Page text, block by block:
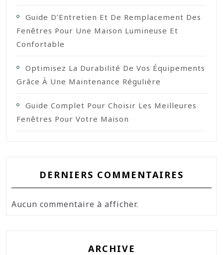
Guide D’Entretien Et De Remplacement Des
Fenêtres Pour Une Maison Lumineuse Et
Confortable
Optimisez La Durabilité De Vos Équipements
Grâce À Une Maintenance Régulière
Guide Complet Pour Choisir Les Meilleures
Fenêtres Pour Votre Maison
DERNIERS COMMENTAIRES
Aucun commentaire à afficher.
ARCHIVE